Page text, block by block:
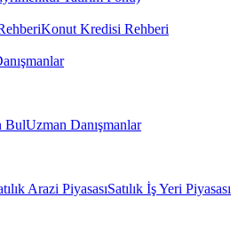
Konut Kredisi Rehberi
BulUzman Danışmanlar
Arazi PiyasasıSatılık İş Yeri Piyasası